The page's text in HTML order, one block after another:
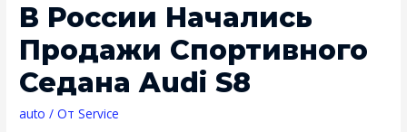
В России Начались
Продажи Спортивного
Седана Audi S8
auto / От Service